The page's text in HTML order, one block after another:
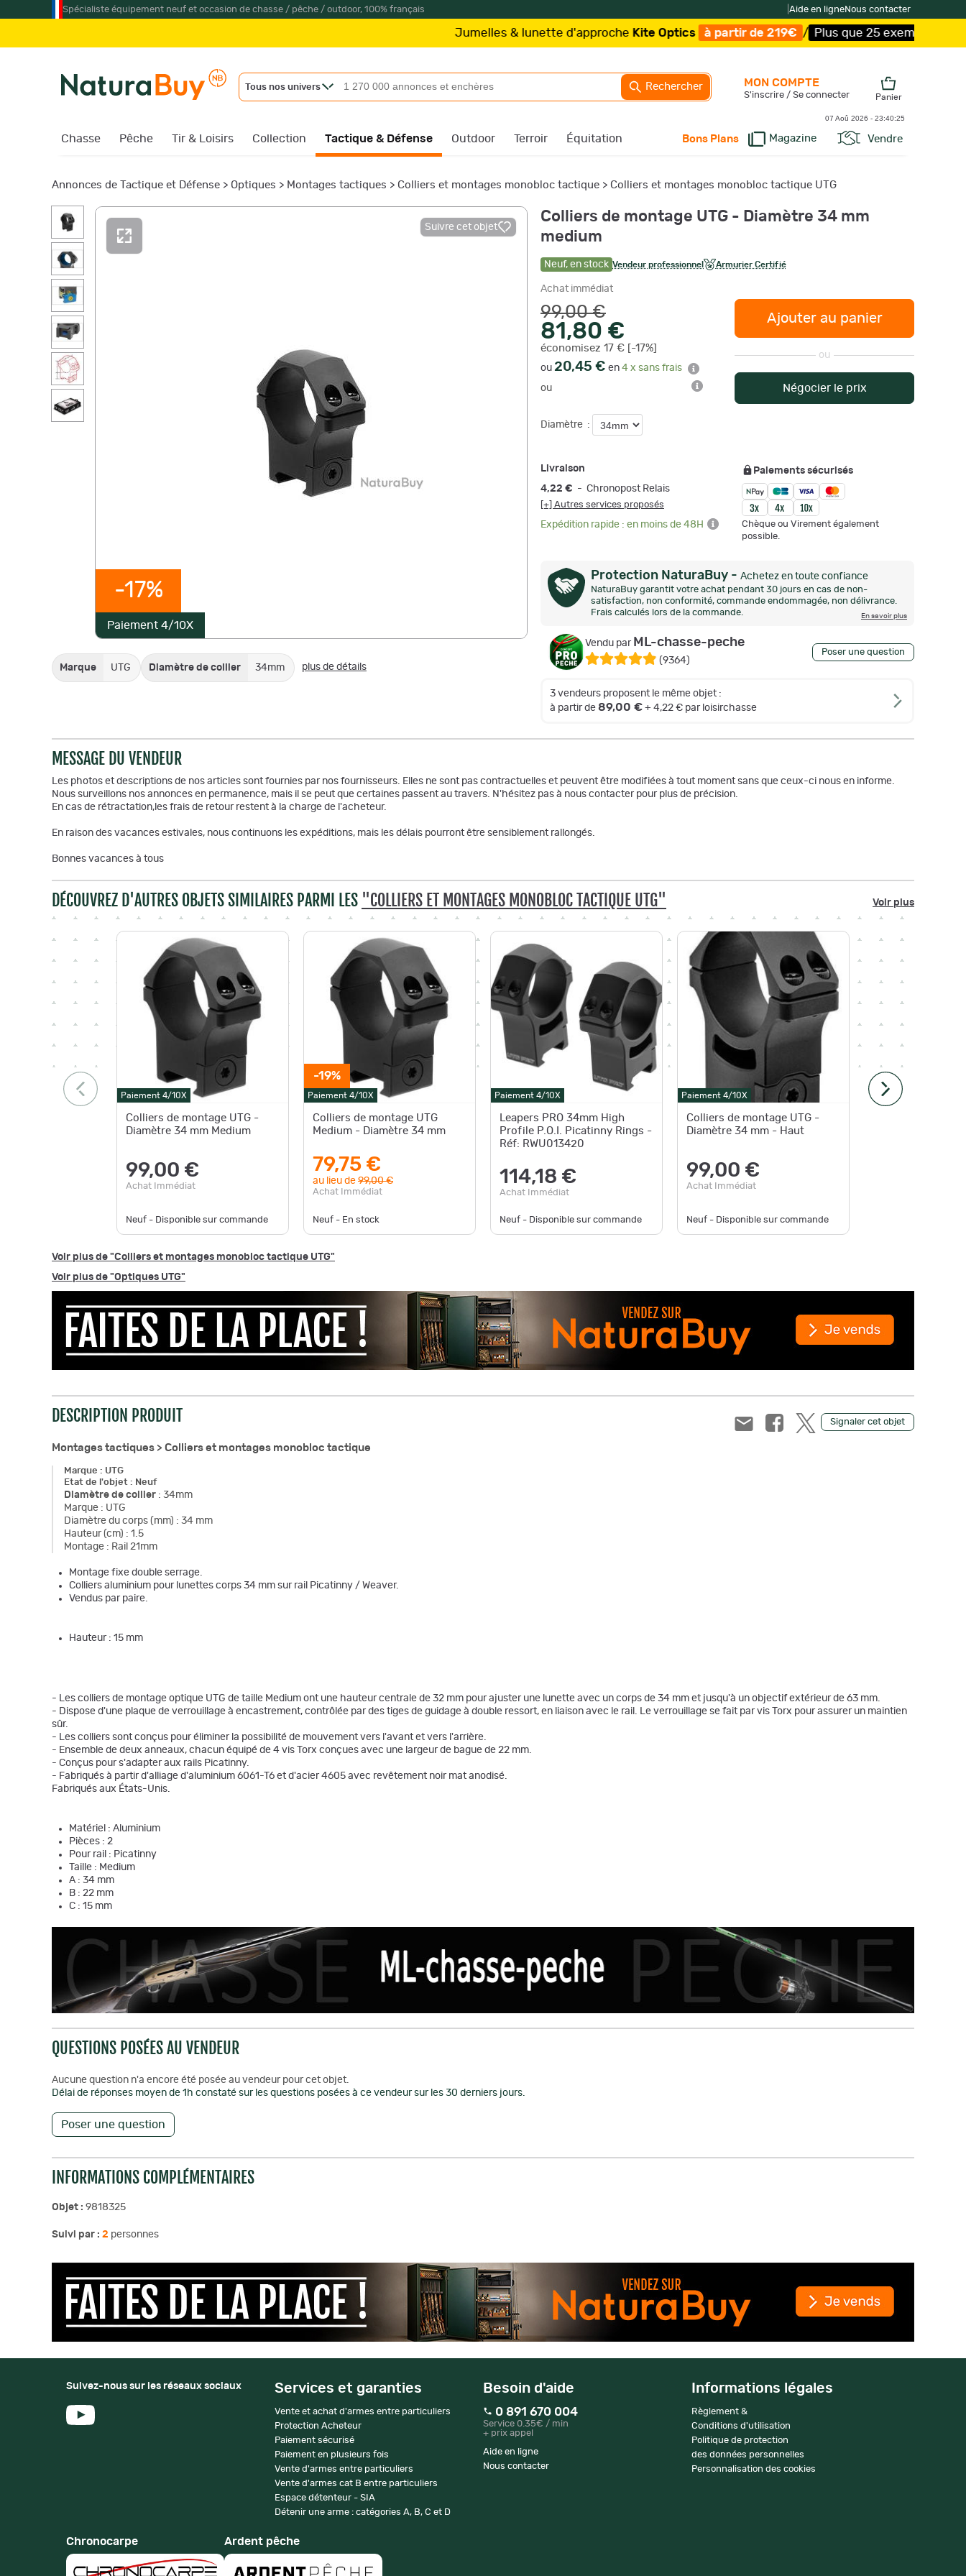
Spécialiste équipement neuf et occasion de chasse / pêche / outdoor, 100% français Aide en ligneNous contacter
Jumelles & lunette d'approcheKite Optics à partir de 219€ / Plus que 25 exemplaires ! /Livraison
Tous nos univers Rechercher
Chasse Pêche Tir & Loisirs Collection Tactique & Défense Outdoor Terroir Équitation Bons Plans Magazine Vendre
MON COMPTE
S'inscrire / Se connecter Panier
07 Aoû 2026 - 23:40:26
Annonces de Tactique et Défense > Optiques > Montages tactiques > Colliers et montages monobloc tactique > Colliers et montages monobloc tactique UTG
-17%
Paiement 4/10X
Suivre cet objet
Marque UTG Diamètre de collier 34mm plus de détails
Colliers de montage UTG - Diamètre 34 mm
medium
Neuf, en stock Vendeur professionnel Armurier Certifié
Achat immédiat
99,00 €
81,80 €
économisez 17 € [-17%]
ou 20,45 € en 4 x sans frais
ou
Diamètre :
Ajouter au panier
ou
Négocier le prix
Livraison
4,22 € - Chronopost Relais
[+] Autres services proposés
Expédition rapide : en moins de 48H
Paiements sécurisés
Chèque ou Virement également
possible.
Protection NaturaBuy - Achetez en toute confiance
NaturaBuy garantit votre achat pendant 30 jours en cas de non-
satisfaction, non conformité, commande endommagée, non délivrance.
Frais calculés lors de la commande.
En savoir plus
Vendu par ML-chasse-peche
(9364)
Poser une question
3 vendeurs proposent le même objet :
à partir de 89,00 € + 4,22 € par loisirchasse
MESSAGE DU VENDEUR
Les photos et descriptions de nos articles sont fournies par nos fournisseurs. Elles ne sont pas contractuelles et peuvent être modifiées à tout moment sans que ceux-ci nous en informe.
Nous surveillons nos annonces en permanence, mais il se peut que certaines passent au travers. N'hésitez pas à nous contacter pour plus de précision.
En cas de rétractation,les frais de retour restent à la charge de l'acheteur.
En raison des vacances estivales, nous continuons les expéditions, mais les délais pourront être sensiblement rallongés.
Bonnes vacances à tous
DÉCOUVREZ D'AUTRES OBJETS SIMILAIRES PARMI LES "COLLIERS ET MONTAGES MONOBLOC TACTIQUE UTG" Voir plus
Paiement 4/10X
Colliers de montage UTG -
Diamètre 34 mm Medium
99,00 €
Achat Immédiat
Neuf - Disponible sur commande
-19%
Paiement 4/10X
Colliers de montage UTG
Medium - Diamètre 34 mm
79,75 €
au lieu de 99,00 €
Achat Immédiat
Neuf - En stock
Paiement 4/10X
Leapers PRO 34mm High
Profile P.O.I. Picatinny Rings -
Réf: RWU013420
114,18 €
Achat Immédiat
Neuf - Disponible sur commande
Paiement 4/10X
Colliers de montage UTG -
Diamètre 34 mm - Haut
99,00 €
Achat Immédiat
Neuf - Disponible sur commande
Voir plus de "Colliers et montages monobloc tactique UTG"
Voir plus de "Optiques UTG"
Signaler cet objet
DESCRIPTION PRODUIT
Montages tactiques > Colliers et montages monobloc tactique
Marque : UTG
Etat de l'objet : Neuf
Diamètre de collier : 34mm
Marque : UTG
Diamètre du corps (mm) : 34 mm
Hauteur (cm) : 1.5
Montage : Rail 21mm
Montage fixe double serrage.
Colliers aluminium pour lunettes corps 34 mm sur rail Picatinny / Weaver.
Vendus par paire.
Hauteur : 15 mm
- Les colliers de montage optique UTG de taille Medium ont une hauteur centrale de 32 mm pour ajuster une lunette avec un corps de 34 mm et jusqu'à un objectif extérieur de 63 mm.
- Dispose d'une plaque de verrouillage à encastrement, contrôlée par des tiges de guidage à double ressort, en liaison avec le rail. Le verrouillage se fait par vis Torx pour assurer un maintien
sûr.
- Les colliers sont conçus pour éliminer la possibilité de mouvement vers l'avant et vers l'arrière.
- Ensemble de deux anneaux, chacun équipé de 4 vis Torx conçues avec une largeur de bague de 22 mm.
- Conçus pour s'adapter aux rails Picatinny.
- Fabriqués à partir d'alliage d'aluminium 6061-T6 et d'acier 4605 avec revêtement noir mat anodisé.
Fabriqués aux États-Unis.
Matériel : Aluminium
Pièces : 2
Pour rail : Picatinny
Taille : Medium
A : 34 mm
B : 22 mm
C : 15 mm
QUESTIONS POSÉES AU VENDEUR
Aucune question n'a encore été posée au vendeur pour cet objet.
Délai de réponses moyen de 1h constaté sur les questions posées à ce vendeur sur les 30 derniers jours.
Poser une question
INFORMATIONS COMPLÉMENTAIRES
Objet : 9818325
Suivi par : 2 personnes
Suivez-nous sur les réseaux sociaux Services et garanties
Vente et achat d'armes entre particuliers
Protection Acheteur
Paiement sécurisé
Paiement en plusieurs fois
Vente d'armes entre particuliers
Vente d'armes cat B entre particuliers
Espace détenteur - SIA
Détenir une arme : catégories A, B, C et D
Besoin d'aide
0 891 670 004
Service 0.35€ / min
+ prix appel
Aide en ligne
Nous contacter
Informations légales
Règlement &
Conditions d'utilisation
Politique de protection
des données personnelles
Personnalisation des cookies
Chronocarpe Ardent pêche